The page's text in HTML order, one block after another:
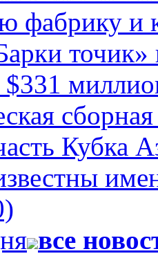
фабрику и
$331
Кубка
все